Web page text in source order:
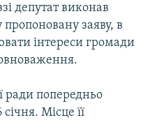
депутат виконав
заяву, в
інтереси громади
ради попередньо
Місце її